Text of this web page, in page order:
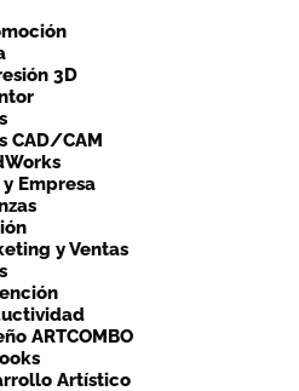
3D
CAD/CAM
Empresa
y Ventas
ARTCOMBO
Artístico